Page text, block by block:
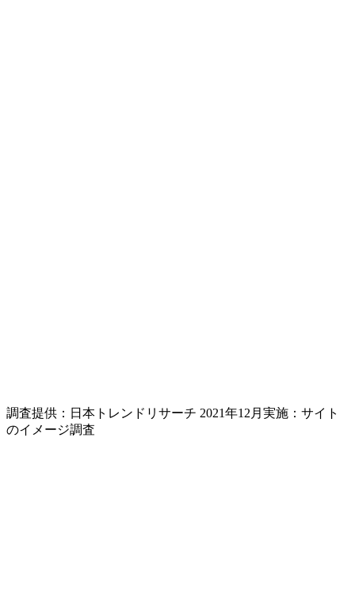
調査提供：日本トレンドリサーチ 2021年12月実施：サイト
のイメージ調査